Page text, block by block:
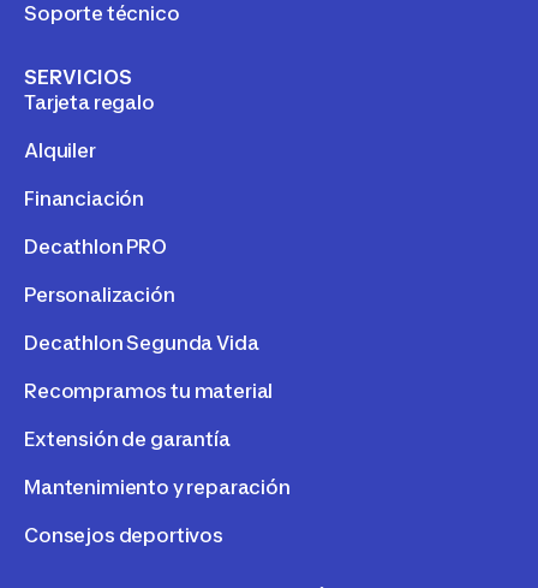
Soporte técnico
SERVICIOS
Tarjeta regalo
Alquiler
Financiación
Decathlon PRO
Personalización
Decathlon Segunda Vida
Recompramos tu material
Extensión de garantía
Mantenimiento y reparación
Consejos deportivos